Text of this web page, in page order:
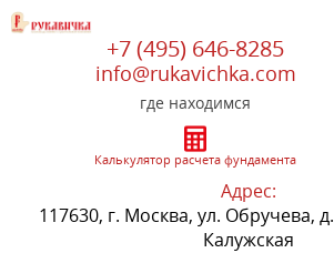
+7 (495) 646-8285
info@rukavichka.com
где находимся
Калькулятор расчета фундамента
Адрес:
117630, г. Москва, ул. Обручева,
Калужская